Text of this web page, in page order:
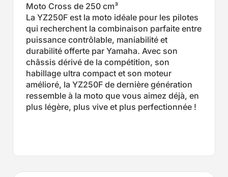
Moto Cross de 250 cm³
La YZ250F est la moto idéale pour les pilotes
qui recherchent la combinaison parfaite entre
puissance contrôlable, maniabilité et
durabilité offerte par Yamaha. Avec son
châssis dérivé de la compétition, son
habillage ultra compact et son moteur
amélioré, la YZ250F de dernière génération
ressemble à la moto que vous aimez déjà, en
plus légère, plus vive et plus perfectionnée !